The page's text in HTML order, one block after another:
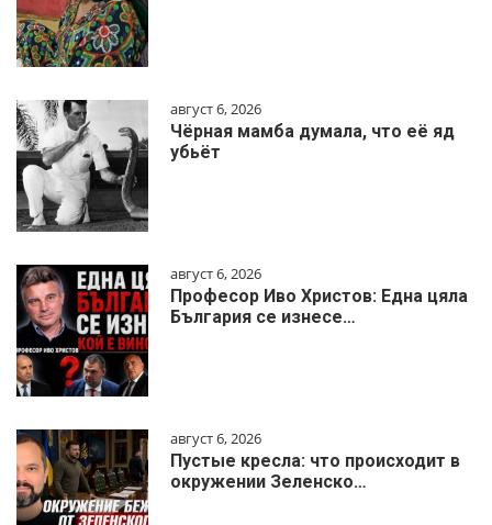
август 6, 2026
Чёрная мамба думала, что её яд
убьёт
август 6, 2026
Професор Иво Христов: Една цяла
България се изнесе…
август 6, 2026
Пустые кресла: что происходит в
окружении Зеленско…